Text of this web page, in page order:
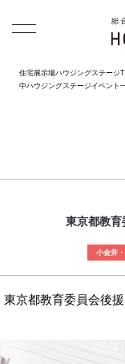
住宅展示場ハウジングステージ
中ハウジングステージイベント
東京都教育
小金井
東京都教育委員会後